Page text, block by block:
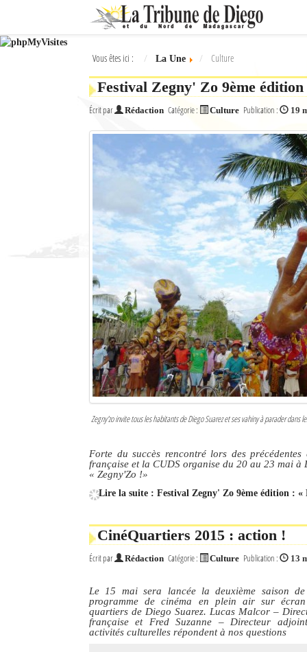
Ok
L'actualité à Diego Suarez
Sites touristiques
Vous êtes ici : La Une Culture
Festival Zegny' Zo 9ème édition
Écrit par Rédaction Catégorie : Culture Publication : 19
Zegny'zo invite tous les habitants de Diego Suarez et ses vahiny à parader
Forte du succès rencontré lors des
française et la CUDS organise du 20 au 23 mai
« Zegny'Zo !»
Lire la suite : Festival Zegny' Zo 9ème édition : «
CinéQuartiers 2015 : action !
Écrit par Rédaction Catégorie : Culture Publication : 13
Le 15 mai sera lancée la deuxième saison
programme de cinéma en plein air sur
quartiers de Diego Suarez. Lucas Malcor –
française et Fred Suzanne – Directeur
activités culturelles répondent à nos questions